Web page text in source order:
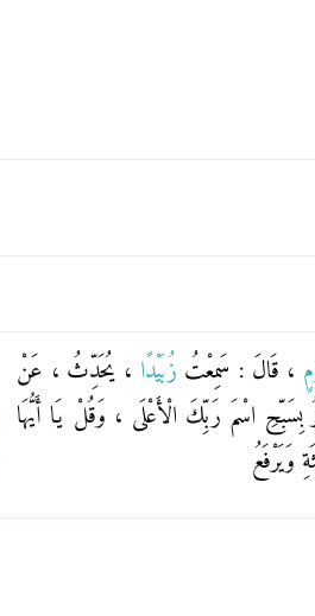
، قَالَ : سَمِعْتُ زُبَيْدًا ، يُحَدِّثُ ، عَنْ
بِسَبِّحِ اسْمَ رَبِّكَ الْأَعْلَى ، وَقُلْ يَا أَيُّهَا
وَيَرْفَعُ